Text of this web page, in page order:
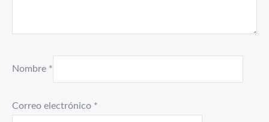
Nombre *
Correo electrónico *